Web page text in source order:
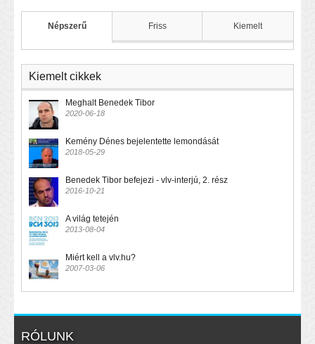
Népszerű Friss Kiemelt
Kiemelt cikkek
Meghalt Benedek Tibor
2020-06-18
Kemény Dénes bejelentette lemondását
2018-05-29
Benedek Tibor befejezi - vlv-interjú, 2. rész
2016-10-21
A világ tetején
2013-08-04
Miért kell a vlv.hu?
2007-03-06
RÓLUNK